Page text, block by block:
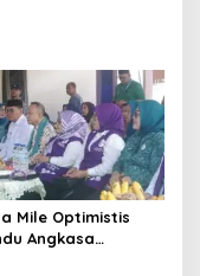
Mile Optimistis
Angkasa